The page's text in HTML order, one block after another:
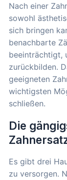
Nach einer
sowohl
sich bringen
benachbarte
beeinträchtigt,
zurückbilden.
geeigneten
wichtigsten
schließen.
Die
Es gibt drei
zu versorgen.